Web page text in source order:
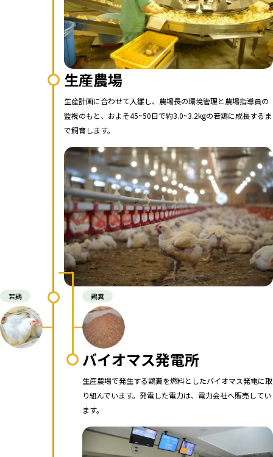
生産農場
生産計画に合わせて入雛し、農場長の環境管理と農場指導員の
監視のもと、およそ45~50日で約3.0~3.2kgの若鶏に成長するま
で飼育します。
若鶏 鶏糞
バイオマス発電所
生産農場で発生する鶏糞を燃料としたバイオマス発電に取
り組んでいます。発電した電力は、電力会社へ販売してい
ます。